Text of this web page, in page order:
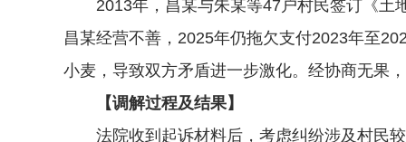
2013年，昌某与朱某等47户村民签订《土
昌某经营不善，2025年仍拖欠支付2023年至
小麦，导致双方矛盾进一步激化。经协商无果
【调解过程及结果】
法院收到起诉材料后，考虑纠纷涉及村民较